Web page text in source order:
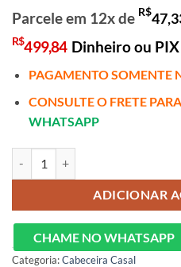
Parcele em 12x de R$
R$499,84 Dinheiro ou PIX
PAGAMENTO SOMENTE
CONSULTE O FRETE
WHATSAPP
ADICIONAR
CHAME NO WHATSAPP
Categoria:Cabeceira Casal